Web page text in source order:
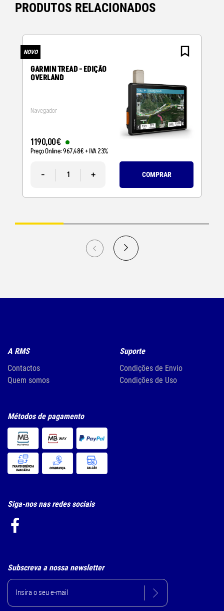
PRODUTOS RELACIONADOS
NOVO
GARMIN TREAD - EDIÇÃO
OVERLAND
Navegador
1190,00€
Preço Online:967,48€+ IVA 23%
- + COMPRAR
A RMS
Contactos
Quem somos
Suporte
Condições de Envio
Condições de Uso
Métodos de pagamento
Siga-nos nas redes sociais
Subscreva a nossa newsletter